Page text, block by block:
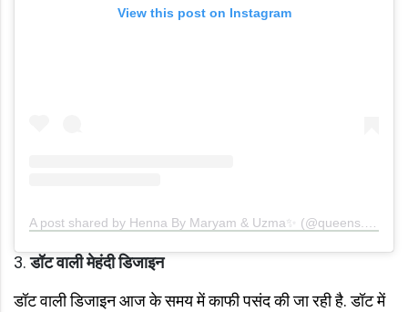
View this post on Instagram
A post shared by Henna By Maryam & Uzma✨ (@queens.of.henna)
डॉट वाली मेहंदी डिजाइन
डॉट वाली डिजाइन आज के समय में काफी पसंद की जा रही है. डॉट में